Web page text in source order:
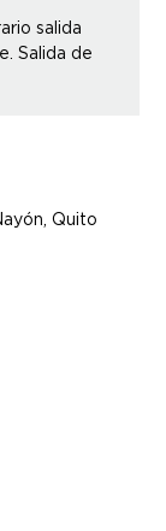
salida
Salida de
Quito